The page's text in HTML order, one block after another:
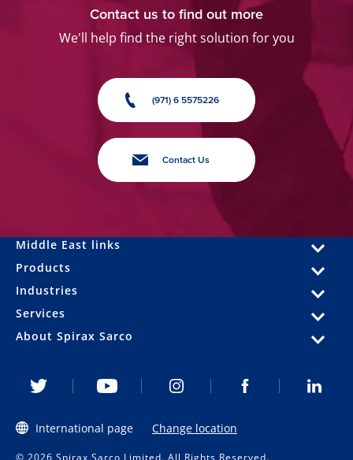
Contact us to find out more
We'll help find the right solution for you
(971) 6 5575226
Contact Us
Middle East links
Products
Industries
Services
About Spirax Sarco
International page Change location
© 2026 Spirax Sarco Limited. All Rights Reserved.